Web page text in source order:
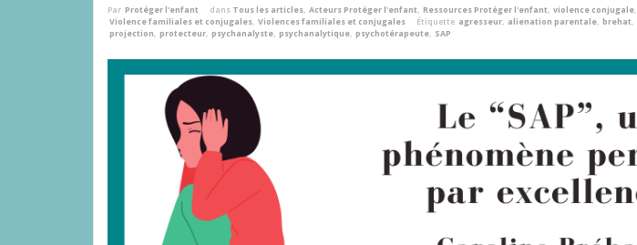
Par Protéger l'enfant dans Tous les articles, Acteurs Protéger l'enfant, Ressources Protéger l'enfant, violence conjugale,
Violence familiales et conjugales, Violences familiales et conjugales Étiquette agresseur, alienation parentale, brehat,
projection, protecteur, psychanalyste, psychanalytique, psychotérapeute, SAP